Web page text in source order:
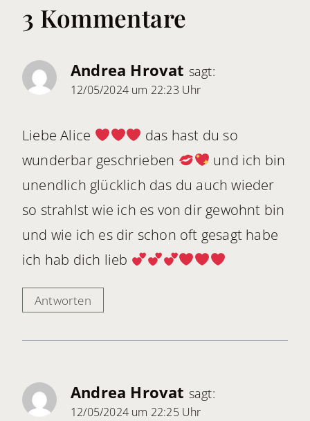
3 Kommentare
Andrea Hrovat sagt:
12/05/2024 um 22:23 Uhr
Liebe Alice
das hast du so
wunderbar geschrieben
und ich bin
unendlich glücklich das du auch wieder
so strahlst wie ich es von dir gewohnt bin
und wie ich es dir schon oft gesagt habe
ich hab dich lieb
Antworten
Andrea Hrovat sagt:
12/05/2024 um 22:25 Uhr